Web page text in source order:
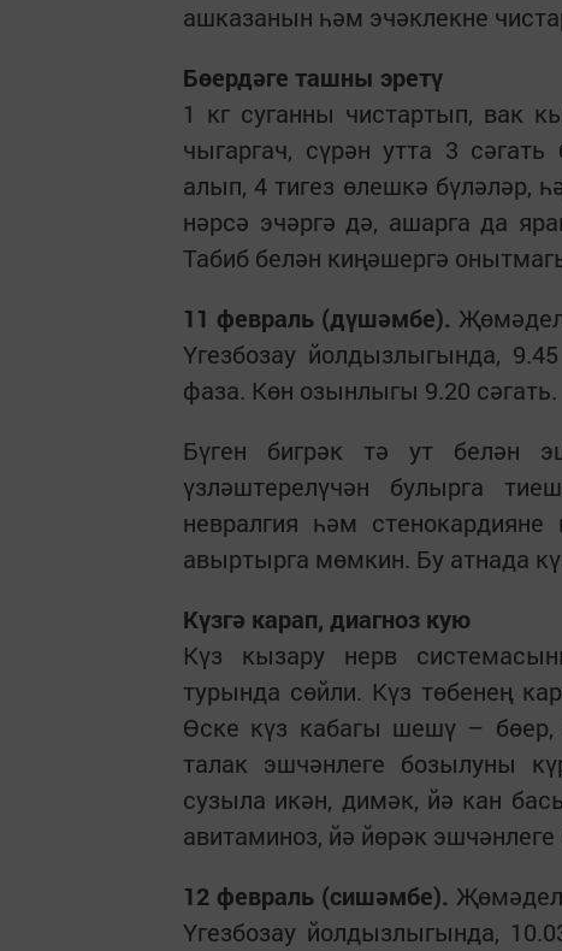
ашказанын һәм эчәклекне
Бөердәге ташны эретү
1 кг суганны чистартып, вак
чыгаргач, сүрән утта 3
алып, 4 тигез өлешкә бүләләр,
нәрсә эчәргә дә, ашарга да
Табиб белән киңәшергә
11 февраль (дүшәмбе).
Үгезбозау йолдызлыгында,
фаза. Көн озынлыгы 9.20 сәгать.
Бүген бигрәк тә ут белән
үзләштерелүчән булырга
невралгия һәм
авыртырга мөмкин. Бу атнада
Күзгә карап, диагноз кую
Күз кызару нерв
турында сөйли. Күз төбенең
Өске күз кабагы шешү –
талак эшчәнлеге бозылуны
сузыла икән, димәк, йә кан
авитаминоз, йә йөрәк
12 февраль (сишәмбе). Җөмәдел
Үгезбозау йолдызлыгында,